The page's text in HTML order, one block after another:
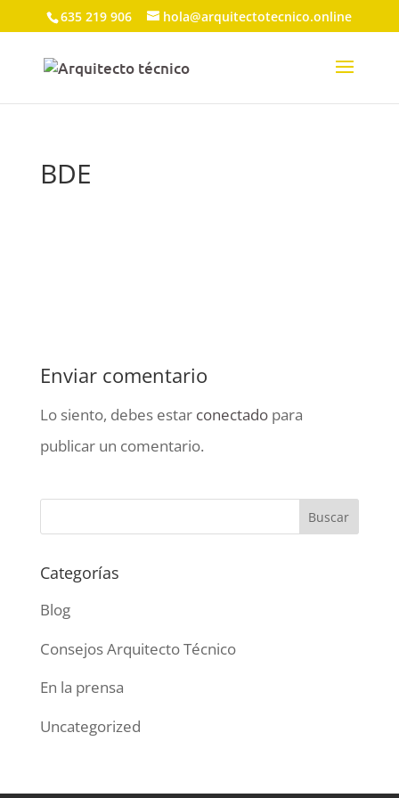
635 219 906 hola@arquitectotecnico.online
BDE
Enviar comentario
Lo siento, debes estar conectadopara
publicar un comentario.
Categorías
Blog
Consejos Arquitecto Técnico
En la prensa
Uncategorized